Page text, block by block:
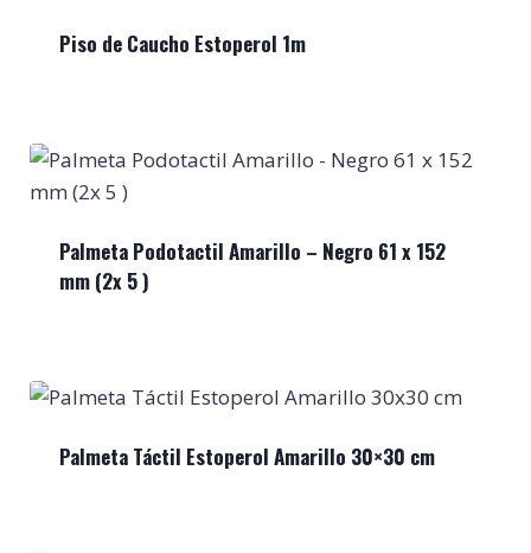
Piso de Caucho Estoperol 1m
Palmeta Podotactil Amarillo – Negro 61 x 152
mm (2x 5 )
Palmeta Táctil Estoperol Amarillo 30×30 cm